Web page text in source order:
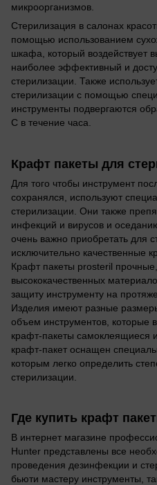
микроорганизмов.
Стерилизация в салонах
помощью использованием
шкафа, который воздействует
наиболее эффективный и
стерилизации. Также
стерилизации с помощью
инструменты подвергаются
С в течение часа.
Крафт пакеты для
Для того чтобы инструмент
сохранялся, используют
стерилизации. Они также
инфекций и вирусов и
очень важно приобретать для
исключительно качественные
Крафт пакеты prosteril
высококачественных
защиту инструменту на
Изделия имеют разные
объем инструментов, которые
крафт-пакеты самоклеящиеся
крафт-пакет оснащен
которым легко определить
стерилизации.
Где купить крафт
В интернет магазине
Hunter представлены все
проведения дезинфекции и
бьюти мастеру инструменты,